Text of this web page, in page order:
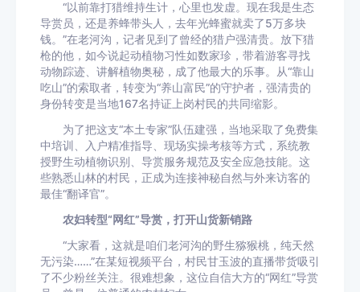
“以前靠打猎维持生计，心里也发虚。现在我是生态
导赏员，还是养蜂带头人，去年光蜂蜜就卖了5万多块
钱。”在老河沟，记者见到了曾经的猎户强清贵。放下猎
枪的他，如今说起动植物习性如数家珍，带着游客寻找
动物踪迹、讲解植物奥秘，成了他最大的乐事。从“靠山
吃山”的索取者，转变为“养山富民”的守护者，强清贵的
身份转变是当地167名持证上岗村民的共同缩影。
为了把这支“本土专家”队伍建强，当地采取了免费集
中培训、入户精准指导、现场实操考核等方式，系统教
授野生动植物识别、导赏服务规范及安全应急技能。这
些熟悉山林的村民，正成为连接神秘自然与外来访客的
最佳“翻译官”。
农妇转型“网红”导赏，打开山货新销路
“大家看，这就是咱们老河沟的野生猕猴桃，纯天然
无污染……”在某短视频平台，村民甘玉波的直播带货吸引
了不少粉丝关注。很难想象，这位自信大方的“网红”导赏